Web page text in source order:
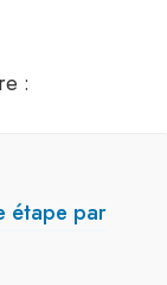
:
étape par